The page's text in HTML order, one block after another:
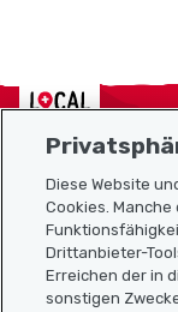
Localcities
Sitemap
Nützliche Links
Diese Website
Cookies.
Drittanbieter-
Erreichen der in
sonstigen